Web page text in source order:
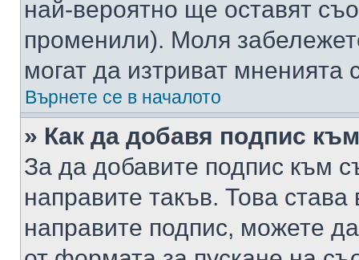
най-вероятно ще оставят
променили). Моля
могат да изтриват мненията
Върнете се в началото
» Как да добавя подпис
За да добавите подпис към
направите такъв. Това
направите подпис, можете